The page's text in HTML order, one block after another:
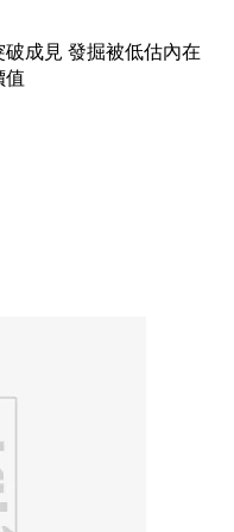
破成見 發掘被低估內在
值